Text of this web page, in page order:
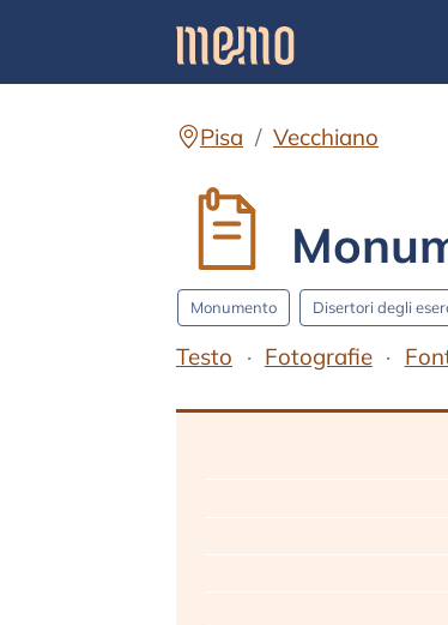
Pisa Vecchiano
Monumento Disertori degli
Testo Fotografie